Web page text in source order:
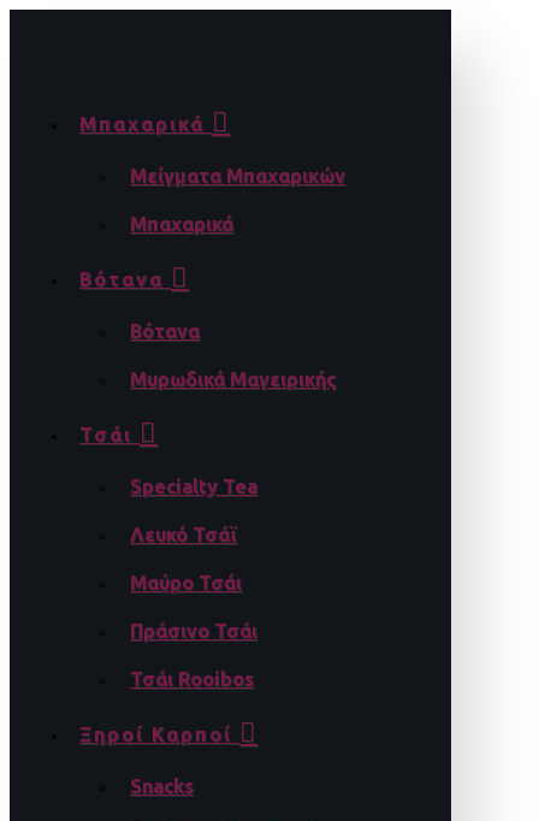
Μπαχαρικά
Μείγματα Μπαχαρικών
Μπαχαρικά
Βότανα
Βότανα
Μυρωδικά Μαγειρικής
Τσάι
Specialty Tea
Λευκό Τσάϊ
Μαύρο Τσάι
Πράσινο Τσάι
Τσάι Rooibos
Ξηροί Καρποί
Snacks